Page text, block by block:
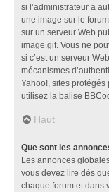
si l’administrateur a
une image sur le
sur un serveur Web
image.gif. Vous ne
si c’est un serveur
mécanismes
Yahoo!, sites protégés
utilisez la balise
Haut
Que sont les
Les annonces
vous devez lire dès
chaque forum et dans